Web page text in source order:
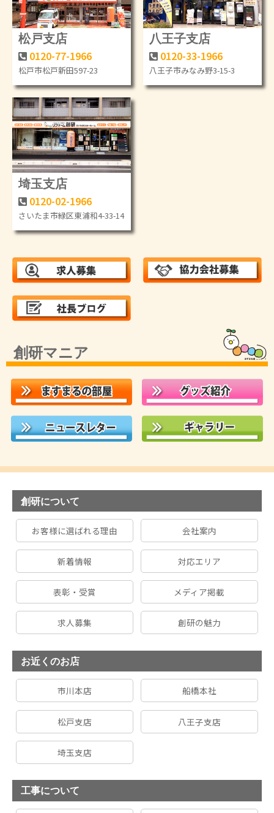
松戸支店
0120-77-1966
松戸市松戸新田597-23
八王子支店
0120-33-1966
八王子市みなみ野3-15-3
埼玉支店
0120-02-1966
さいたま市緑区東浦和4-33-14
創研マニア
創研について
お客様に選ばれる理由 会社案内
新着情報 対応エリア
表彰・受賞 メディア掲載
求人募集 創研の魅力
お近くのお店
市川本店 船橋本社
松戸支店 八王子支店
埼玉支店
工事について